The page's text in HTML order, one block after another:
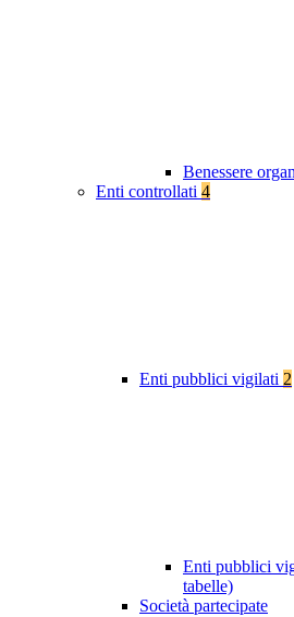
Benessere
Enti controllati 4
Enti pubblici vigilati 2
Enti pubblici
tabelle)
Società partecipate